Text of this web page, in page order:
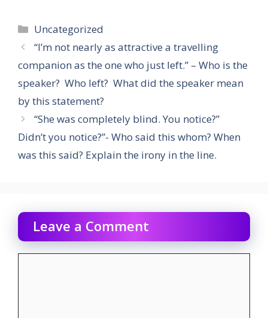
Categories
Uncategorized
“I’m not nearly as attractive a travelling
companion as the one who just left.” – Who is the
speaker? Who left? What did the speaker mean
by this statement?
“She was completely blind. You notice?”
Didn’t you notice?”- Who said this whom? When
was this said? Explain the irony in the line.
Leave a Comment